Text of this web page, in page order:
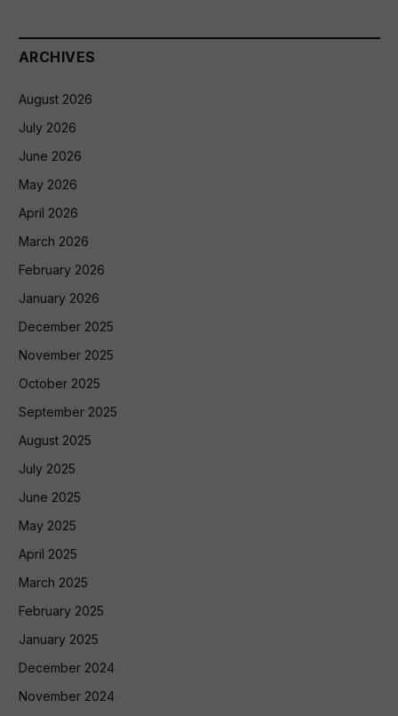
ARCHIVES
August 2026
July 2026
June 2026
May 2026
April 2026
March 2026
February 2026
January 2026
December 2025
November 2025
October 2025
September 2025
August 2025
July 2025
June 2025
May 2025
April 2025
March 2025
February 2025
January 2025
December 2024
November 2024